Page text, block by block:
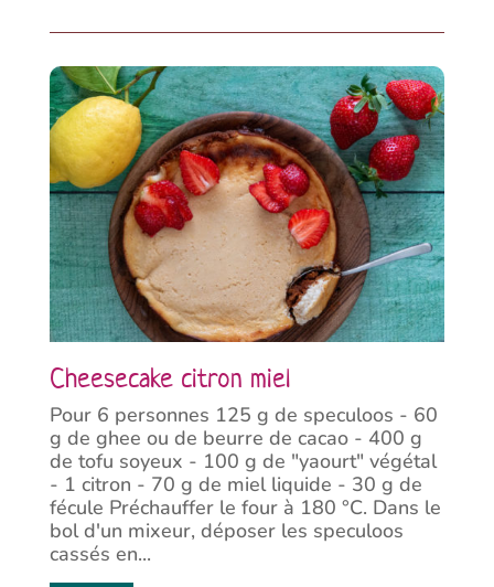
Cheesecake citron miel
Pour 6 personnes 125 g de speculoos - 60
g de ghee ou de beurre de cacao - 400 g
de tofu soyeux - 100 g de "yaourt" végétal
- 1 citron - 70 g de miel liquide - 30 g de
fécule Préchauffer le four à 180 °C. Dans le
bol d'un mixeur, déposer les speculoos
cassés en...